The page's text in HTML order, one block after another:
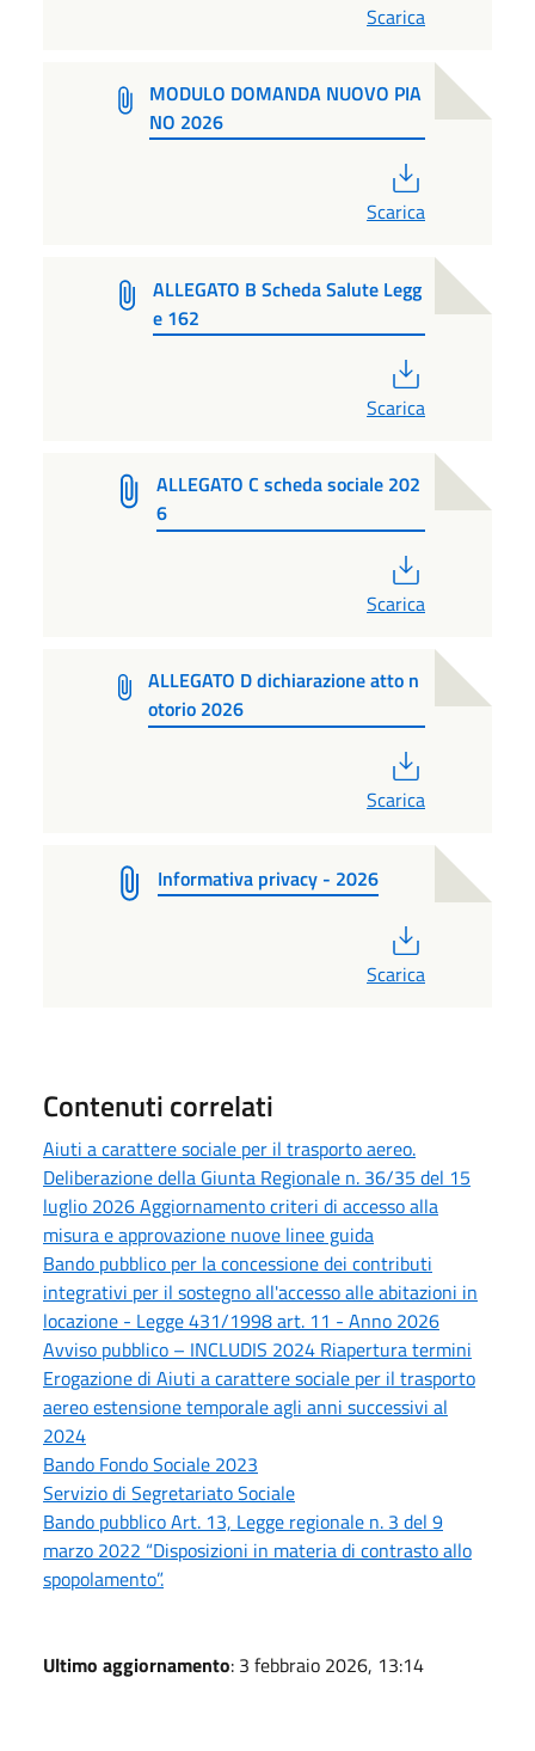
Scarica
MODULO DOMANDA NUOVO PIA
NO 2026
Scarica
ALLEGATO B Scheda Salute Legg
e 162
Scarica
ALLEGATO C scheda sociale 202
6
Scarica
ALLEGATO D dichiarazione atto n
otorio 2026
Scarica
Informativa privacy - 2026
Scarica
Contenuti correlati
Aiuti a carattere sociale per il trasporto aereo.
Deliberazione della Giunta Regionale n. 36/35 del 15
luglio 2026 Aggiornamento criteri di accesso alla
misura e approvazione nuove linee guida
Bando pubblico per la concessione dei contributi
integrativi per il sostegno all'accesso alle abitazioni in
locazione - Legge 431/1998 art. 11 - Anno 2026
Avviso pubblico – INCLUDIS 2024 Riapertura termini
Erogazione di Aiuti a carattere sociale per il trasporto
aereo estensione temporale agli anni successivi al
2024
Bando Fondo Sociale 2023
Servizio di Segretariato Sociale
Bando pubblico Art. 13, Legge regionale n. 3 del 9
marzo 2022 “Disposizioni in materia di contrasto allo
spopolamento”.
Ultimo aggiornamento: 3 febbraio 2026, 13:14